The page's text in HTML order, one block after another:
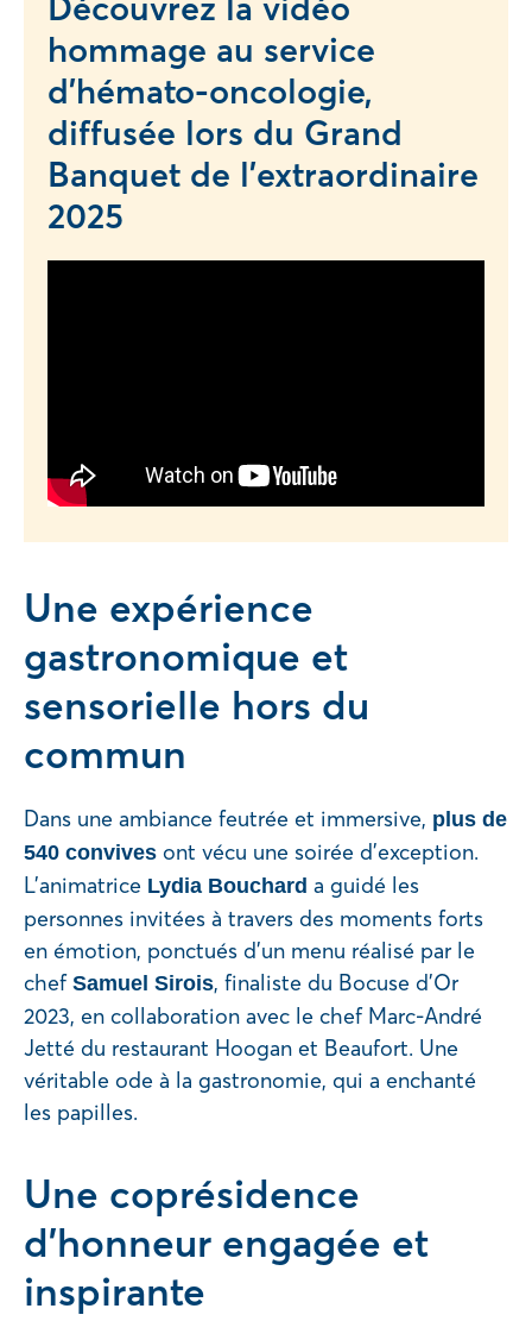
hommage au service
d’hémato-oncologie,
diffusée lors du Grand
Banquet de l’extraordinaire
2025
Une expérience
gastronomique et
sensorielle hors du
commun
Dans une ambiance feutrée et immersive, plus de
540 convives ont vécu une soirée d’exception.
L’animatrice Lydia Bouchard a guidé les
personnes invitées à travers des moments forts
en émotion, ponctués d’un menu réalisé par le
chef Samuel Sirois, finaliste du Bocuse d’Or
2023, en collaboration avec le chef Marc-André
Jetté du restaurant Hoogan et Beaufort. Une
véritable ode à la gastronomie, qui a enchanté
les papilles.
Une coprésidence
d’honneur engagée et
inspirante